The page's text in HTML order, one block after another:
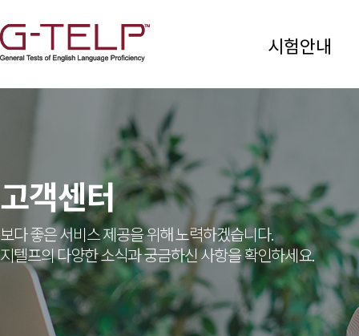
시험안내
고객센터
보다 좋은 서비스 제공을 위해 노력하겠습니다.
지텔프의 다양한 소식과 궁금하신 사항을 확인하세요.